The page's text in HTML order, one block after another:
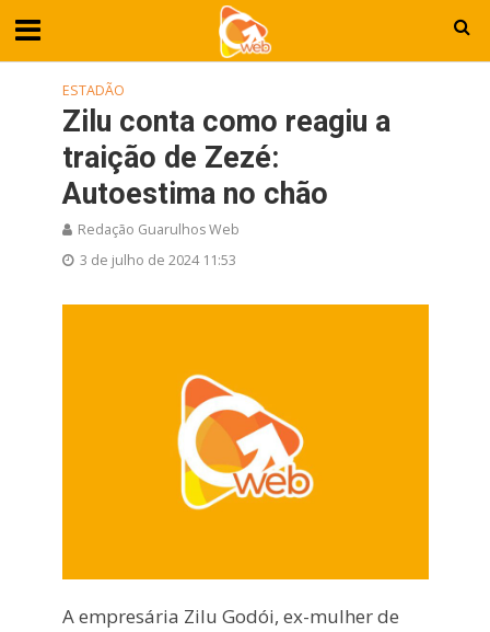
ESTADÃO
Zilu conta como reagiu a
traição de Zezé:
Autoestima no chão
Redação Guarulhos Web
3 de julho de 2024 11:53
A empresária Zilu Godói, ex-mulher de